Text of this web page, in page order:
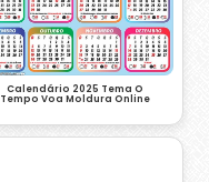
Calendário 2025 Tema O
Tempo Voa Moldura Online